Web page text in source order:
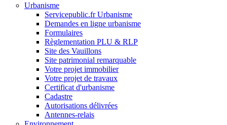
Urbanisme
Servicepublic.fr Urbanisme
Demandes en ligne urbanisme
Formulaires
Règlementation PLU & RLP
Site des Vauillons
Site patrimonial remarquable
Votre projet immobilier
Votre projet de travaux
Certificat d'urbanisme
Cadastre
Autorisations délivrées
Antennes-relais